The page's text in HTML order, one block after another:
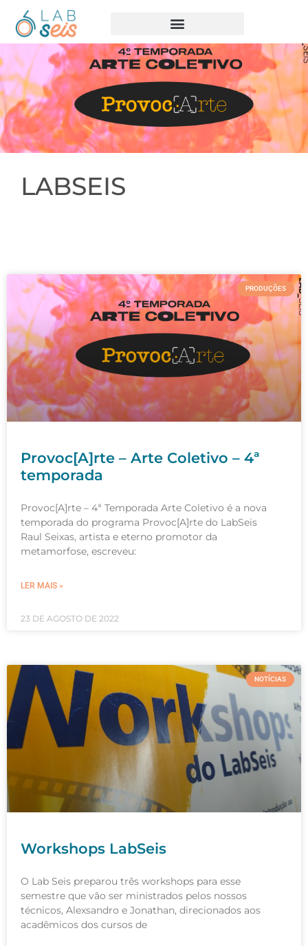
LABSEIS
PRODUÇÕES
Provoc[A]rte – Arte Coletivo – 4ª
temporada
Provoc[A]rte – 4ª Temporada Arte Coletivo é a nova
temporada do programa Provoc[A]rte do LabSeis
Raul Seixas, artista e eterno promotor da
metamorfose, escreveu:
LER MAIS »
23 DE AGOSTO DE 2022
NOTÍCIAS
Workshops LabSeis
O Lab Seis preparou três workshops para esse
semestre que vão ser ministrados pelos nossos
técnicos, Alexsandro e Jonathan, direcionados aos
acadêmicos dos cursos de